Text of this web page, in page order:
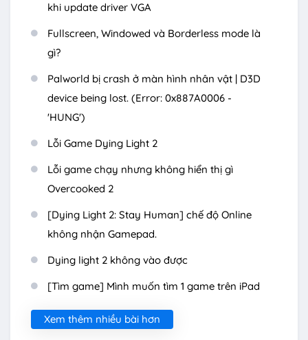
khi update driver VGA
Fullscreen, Windowed và Borderless mode là
gì?
Palworld bị crash ở màn hình nhân vật | D3D
device being lost. (Error: 0x887A0006 -
'HUNG')
Lỗi Game Dying Light 2
Lỗi game chạy nhưng không hiển thị gì
Overcooked 2
[Dying Light 2: Stay Human] chế độ Online
không nhận Gamepad.
Dying light 2 không vào được
[Tìm game] Mình muốn tìm 1 game trên iPad
Xem thêm nhiều bài hơn